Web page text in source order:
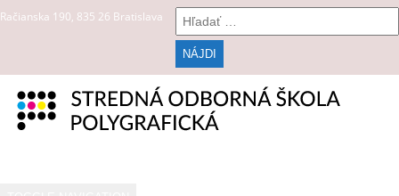
Račianska 190, 835 26 Bratislava Hľadať: